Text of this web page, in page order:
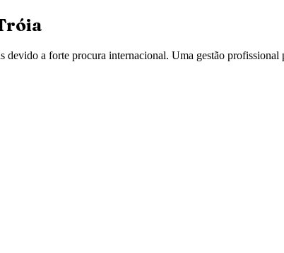
devido a forte procura internacional. Uma gestão profissional